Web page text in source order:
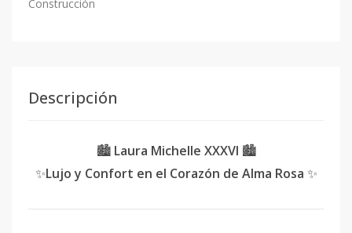
Construcción
Descripción
🏙 Laura Michelle XXXVI 🏙
✨Lujo y Confort en el Corazón de Alma Rosa ✨